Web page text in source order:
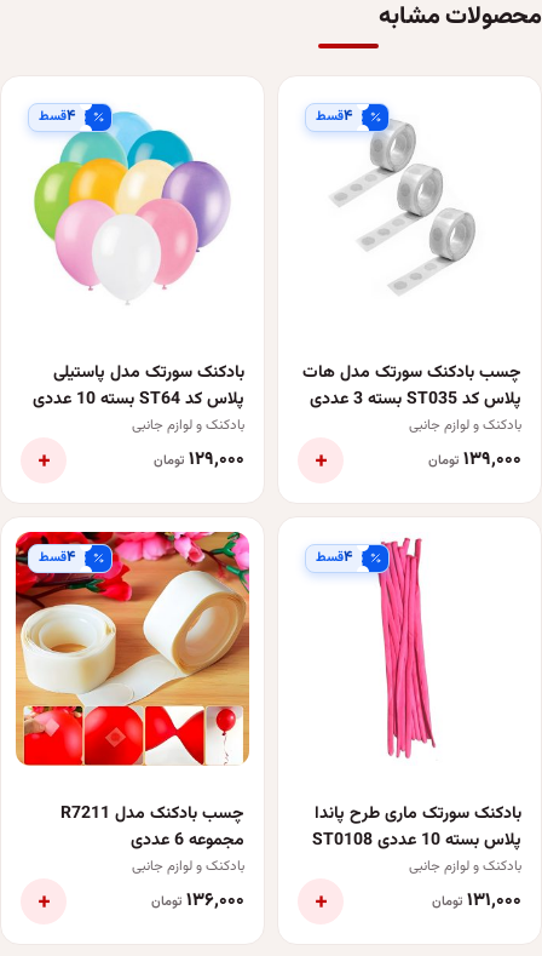
محصولات مشابه
۴قسط
چسب بادکنک سورتک مدل هات
پلاس کد ST035 بسته 3 عددی
بادکنک و لوازم جانبی
۱۳۹٬۰۰۰ تومان +
۴قسط
بادکنک سورتک مدل پاستیلی
پلاس کد ST64 بسته 10 عددی
بادکنک و لوازم جانبی
۱۲۹٬۰۰۰ تومان +
۴قسط
بادکنک سورتک ماری طرح پاندا
پلاس بسته 10 عددی ST0108
بادکنک و لوازم جانبی
۱۳۱٬۰۰۰ تومان +
۴قسط
چسب بادکنک مدل R7211
مجموعه 6 عددی
بادکنک و لوازم جانبی
۱۳۶٬۰۰۰ تومان +